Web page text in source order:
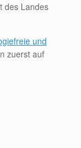
des Landes
und
zuerst auf